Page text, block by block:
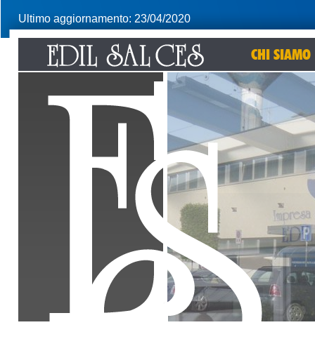
Ultimo aggiornamento: 23/04/2020
CHI SIAMO